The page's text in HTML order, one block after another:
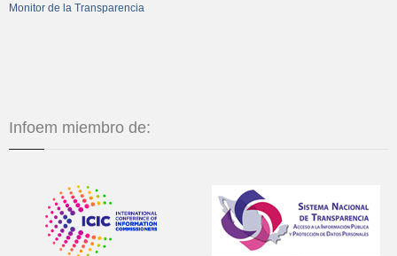
Monitor de la Transparencia
Infoem miembro de: